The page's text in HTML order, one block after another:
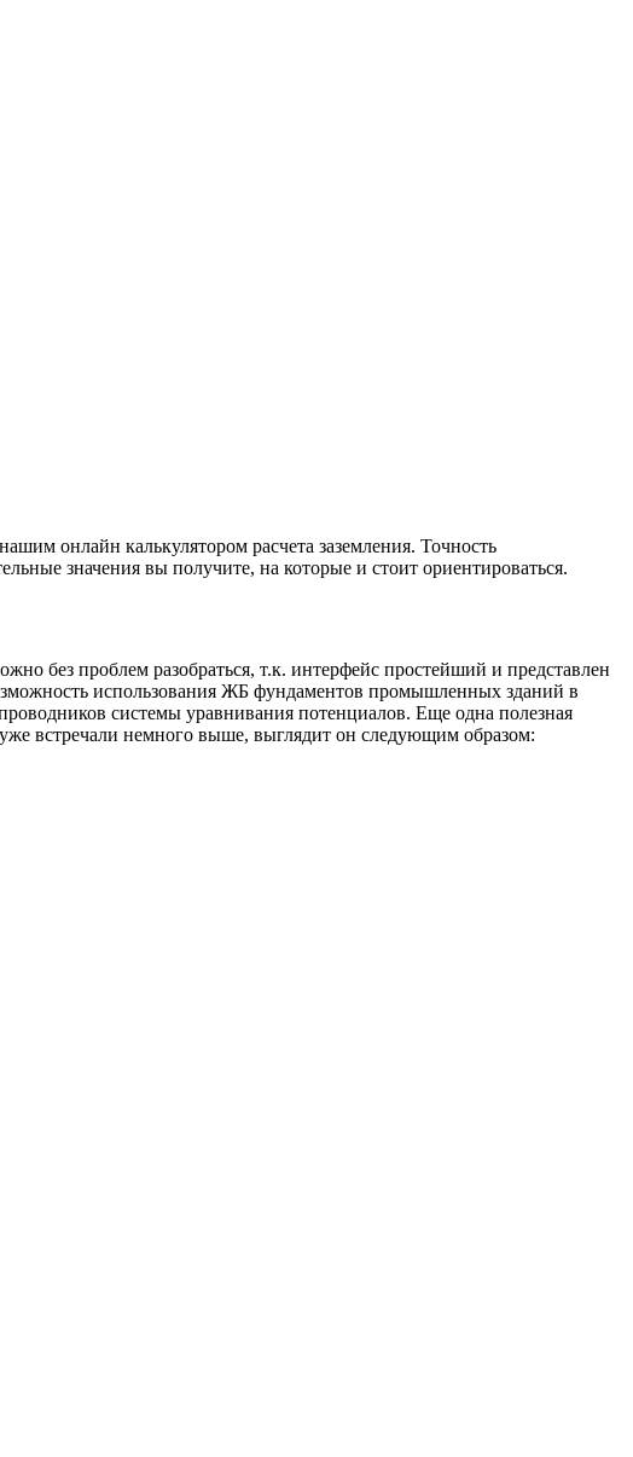
онлайн калькулятором расчета заземления. Точность
значения вы получите, на которые и стоит ориентироваться.
без проблем разобраться, т.к. интерфейс простейший и представлен
использования ЖБ фундаментов промышленных зданий в
системы уравнивания потенциалов. Еще одна полезная
встречали немного выше, выглядит он следующим образом: